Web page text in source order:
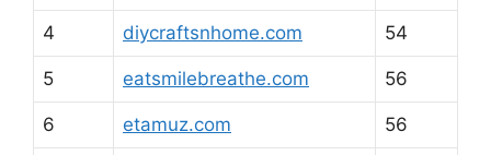
4 diycraftsnhome.com 54
5 eatsmilebreathe.com 56
6 etamuz.com 56